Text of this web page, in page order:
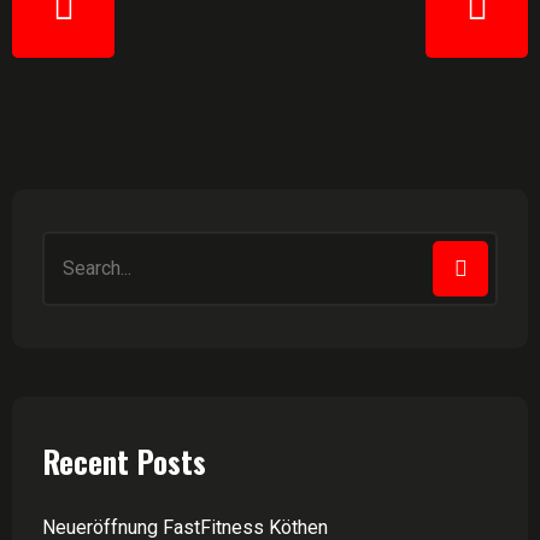
Recent Posts
Neueröffnung FastFitness Köthen